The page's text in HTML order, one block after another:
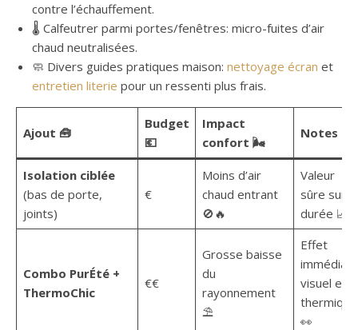
contre l’échauffement.
🌡️ Calfeutrer parmi portes/fenêtres: micro-fuites d’air
chaud neutralisées.
🧼 Divers guides pratiques maison: nettoyage écran et
entretien literie pour un ressenti plus frais.
Ajout 🧰
Budget
💶
Impact
confort 🌬️
Notes 📝
Isolation ciblée
(bas de porte,
joints)
€
Moins d’air
chaud entrant
🚫🔥
Valeur
sûre sur la
durée 📈
Combo PurÉté +
ThermoChic
€€
Grosse baisse
du
rayonnement
⛱️
Effet
immédiat
visuel et
thermique
👀